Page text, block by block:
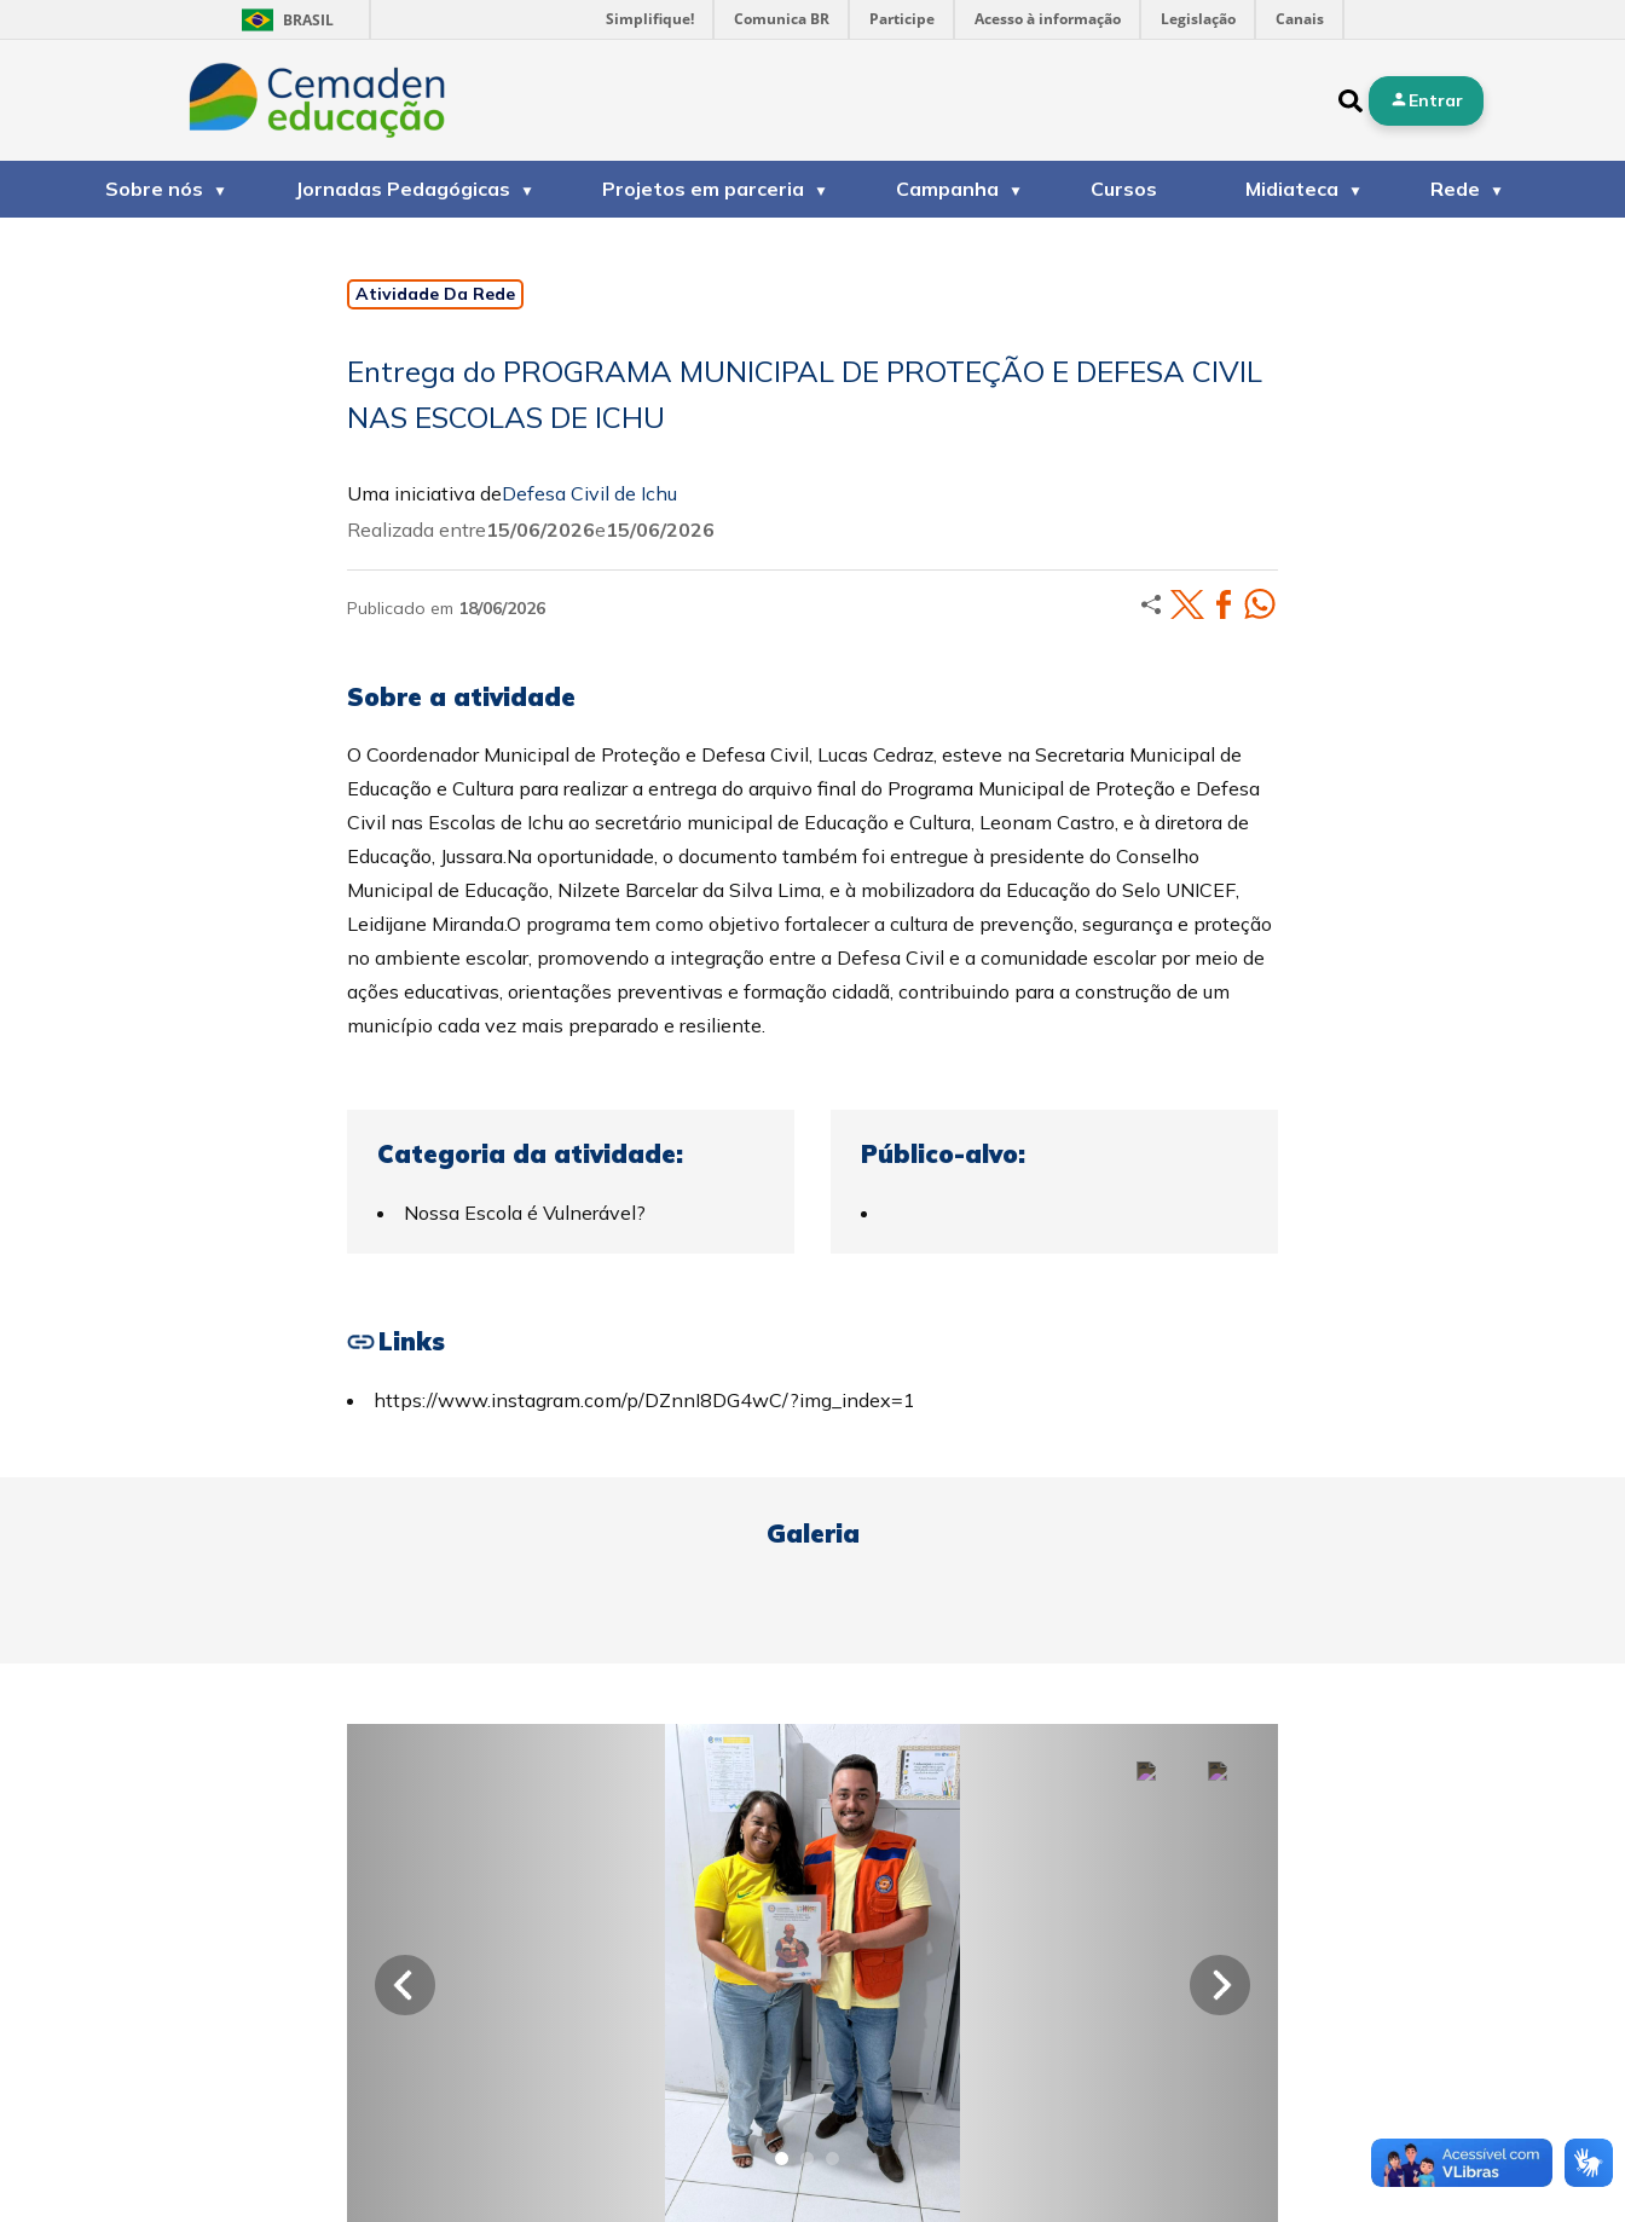
BRASIL Simplifique! Comunica BR Participe Acesso à informação Legislação Canais
Entrar
Sobre nós Jornadas Pedagógicas Projetos em parceria Campanha Cursos Midiateca Rede
Atividade Da Rede
Entrega do PROGRAMA MUNICIPAL DE PROTEÇÃO E DEFESA CIVIL
NAS ESCOLAS DE ICHU
Uma iniciativa deDefesa Civil de Ichu
Realizada entre15/06/2026e15/06/2026
Publicado em 18/06/2026
Sobre a atividade
O Coordenador Municipal de Proteção e Defesa Civil, Lucas Cedraz, esteve na Secretaria Municipal de
Educação e Cultura para realizar a entrega do arquivo final do Programa Municipal de Proteção e Defesa
Civil nas Escolas de Ichu ao secretário municipal de Educação e Cultura, Leonam Castro, e à diretora de
Educação, Jussara.Na oportunidade, o documento também foi entregue à presidente do Conselho
Municipal de Educação, Nilzete Barcelar da Silva Lima, e à mobilizadora da Educação do Selo UNICEF,
Leidijane Miranda.O programa tem como objetivo fortalecer a cultura de prevenção, segurança e proteção
no ambiente escolar, promovendo a integração entre a Defesa Civil e a comunidade escolar por meio de
ações educativas, orientações preventivas e formação cidadã, contribuindo para a construção de um
município cada vez mais preparado e resiliente.
Categoria da atividade:
Nossa Escola é Vulnerável?
Público-alvo:
Links
https://www.instagram.com/p/DZnnI8DG4wC/?img_index=1
Galeria